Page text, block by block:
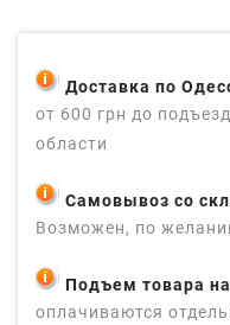
Доставка по
от 600 грн до
области
Самовывоз со
Возможен, по
Подъем товара
оплачиваются